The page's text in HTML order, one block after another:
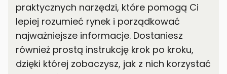
praktycznych narzędzi, które pomogą Ci
lepiej rozumieć rynek i porządkować
najważniejsze informacje. Dostaniesz
również prostą instrukcję krok po kroku,
dzięki której zobaczysz, jak z nich korzystać